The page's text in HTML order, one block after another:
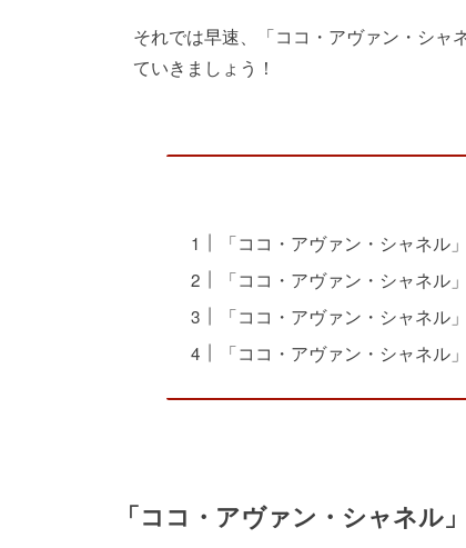
それでは早速、「ココ・アヴァン・シャ
ていきましょう！
「ココ・アヴァン・シャネル
「ココ・アヴァン・シャネル
「ココ・アヴァン・シャネル
「ココ・アヴァン・シャネル
「ココ・アヴァン・シャネル